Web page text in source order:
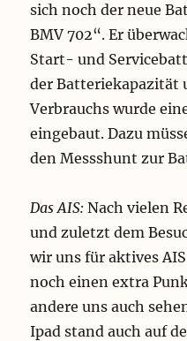
sich noch der neue
BMV 702“. Er
Start- und
der Batteriekapazität
Verbrauchs wurde
eingebaut. Dazu
den Messshunt zur
Das AIS:Nach vielen
und zuletzt dem
wir uns für aktives
noch einen extra
andere uns auch
Ipad stand auch auf